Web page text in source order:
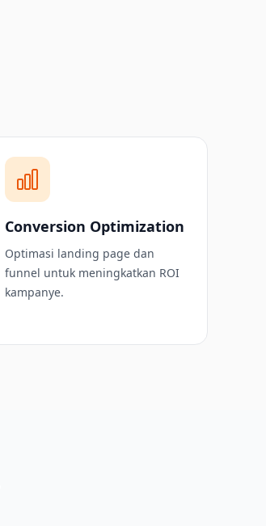
Conversion Optimization
Optimasi landing page dan
funnel untuk meningkatkan ROI
kampanye.